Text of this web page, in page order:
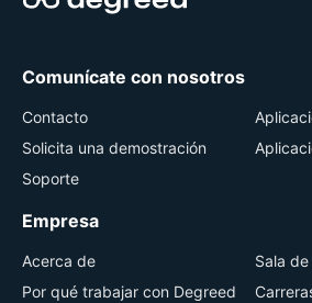
Comunícate con nosotros
Contacto
Solicita una demostración
Soporte
Empresa
Acerca de
Por qué trabajar con Degreed
Sala